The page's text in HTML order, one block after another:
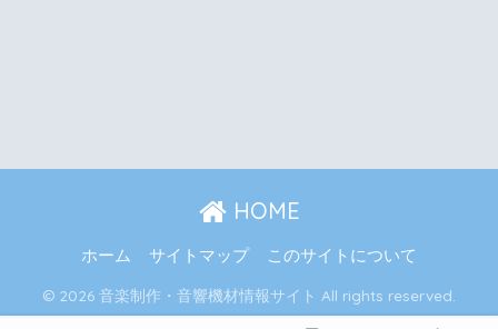
HOME
ホーム サイトマップ このサイトについて
© 2026 音楽制作・音響機材情報サイト All rights reserved.